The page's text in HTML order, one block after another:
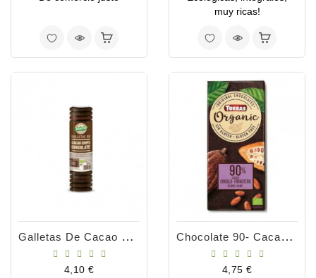
muy ricas!
Galletas De Cacao Y Chips Chocolate 250g
Precio
4,10 €
Chocolate 90- Cacao Orgánico
Precio
4,75 €